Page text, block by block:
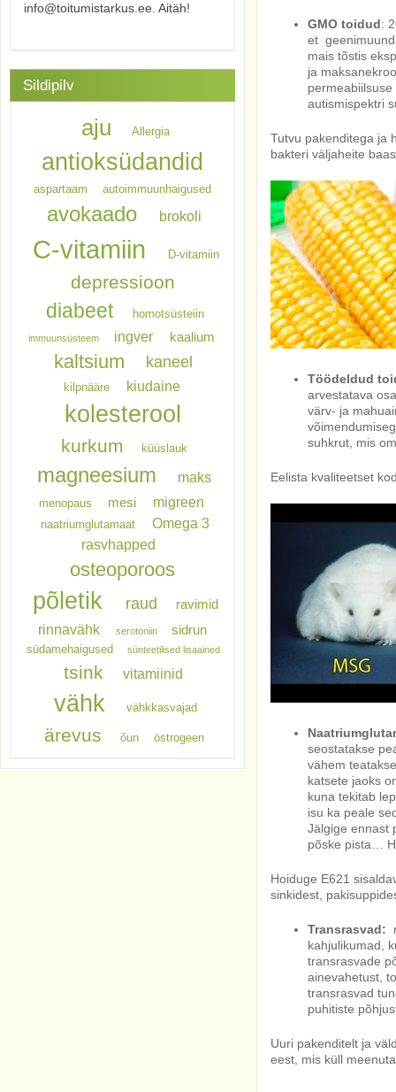
GMO toidud:
et
mais tõstis
ja
autismispektri
Tutvu pakenditega ja
bakteri väljaheite
Töödeldud
arvestatava
värv- ja
suhkrut, mis
Eelista kvaliteetset
seostatakse
vähem
katsete jaoks
kuna tekitab
isu ka peale
Jälgige ennast
põske pista…
Hoiduge E621
sinkidest,
Transrasvad:
kahjulikumad,
transrasvade
ainevahetust,
transrasvad
puhitiste
Uuri pakenditelt ja
eest, mis küll
info@toitumistarkus.ee. Aitäh!
Sildipilv
aju Allergia
antioksüdandid
aspartaam autoimmuunhaigused
avokaado brokoli
C-vitamiin D-vitamiin
depressioon
diabeet homotsüsteiin
immuunsüsteem ingver kaalium
kaltsium kaneel
kilpnääre kiudaine
kolesterool
kurkum küüslauk
magneesium maks
menopaus mesi migreen
naatriumglutamaat
Omega 3
rasvhapped
osteoporoos
põletik raud ravimid
rinnavähk serotoniin sidrun
südamehaigused sünteetilised lisaained
tsink vitamiinid
vähk vähkkasvajad
ärevus õun östrogeen